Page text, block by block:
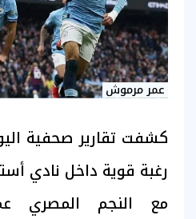
عمر مرموش
كشفت تقارير صحفية
رغبة قوية داخل نادي
مع النجم المصري